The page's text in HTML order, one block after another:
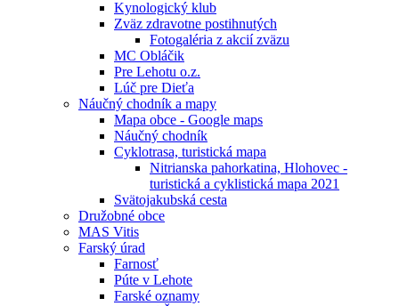
Kynologický klub
Zväz zdravotne postihnutých
Fotogaléria z akcií zväzu
MC Obláčik
Pre Lehotu o.z.
Lúč pre Dieťa
Náučný chodník a mapy
Mapa obce - Google maps
Náučný chodník
Cyklotrasa, turistická mapa
Nitrianska pahorkatina, Hlohovec -
turistická a cyklistická mapa 2021
Svätojakubská cesta
Družobné obce
MAS Vitis
Farský úrad
Farnosť
Púte v Lehote
Farské oznamy